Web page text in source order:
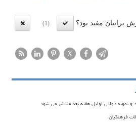
برایتان مفید بود؟
(1)
X
نمونه دولتی اوایل هفته بعد منتشر می شود
فرهنگیان